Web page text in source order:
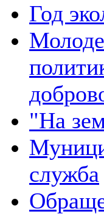
Год
"На
служба